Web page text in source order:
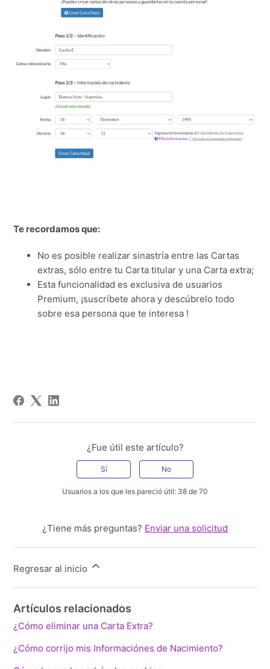
Te recordamos que:
No es posible realizar sinastría entre las Cartas
extras, sólo entre tu Carta titular y una Carta extra;
Esta funcionalidad es exclusiva de usuarios
Premium, ¡suscríbete ahora y descúbrelo todo
sobre esa persona que te interesa !
¿Fue útil este artículo?
Sí No
Usuarios a los que les pareció útil: 38 de 70
¿Tiene más preguntas? Enviar una solicitud
Regresar al inicio
Artículos relacionados
¿Cómo eliminar una Carta Extra?
¿Cómo corrijo mis Informaciónes de Nacimiento?